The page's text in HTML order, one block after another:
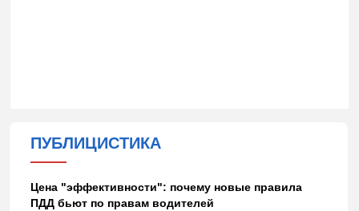
ПУБЛИЦИСТИКА
Цена "эффективности": почему новые правила
ПДД бьют по правам водителей